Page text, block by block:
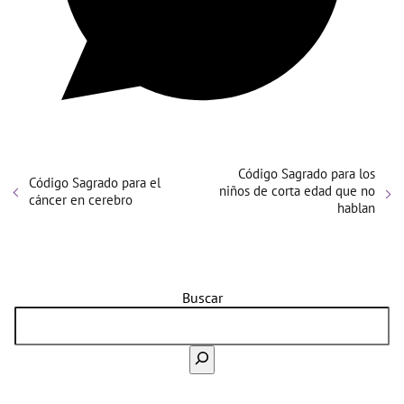
Código Sagrado para el
cáncer en cerebro
Código Sagrado para los
niños de corta edad que no
hablan
Buscar